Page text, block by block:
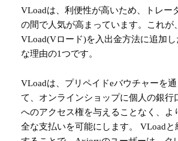
VLoadは、利便性が高いため、トレー
の間で人気が高まっています。これが、
VLoad(Vロード)を入出金方法に追加し
な理由の1つです。
VLoadは、プリペイドeバウチャーを通
て、オンラインショップに個人の銀行
へのアクセス権を与えることなく、よ
全な支払いを可能にします。 VLoadと